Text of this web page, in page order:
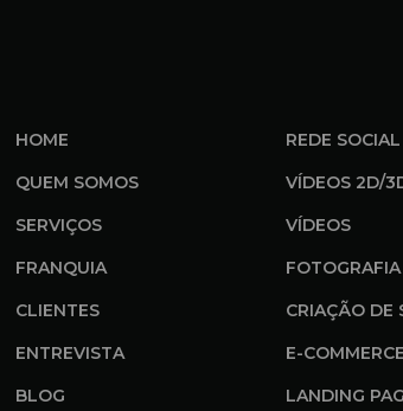
HOME
QUEM SOMOS
SERVIÇOS
FRANQUIA
CLIENTES
ENTREVISTA
BLOG
REDE SOCIAL
VÍDEOS 2D/
VÍDEOS
FOTOGRAFIA
CRIAÇÃO DE
E-COMMERCE
LANDING